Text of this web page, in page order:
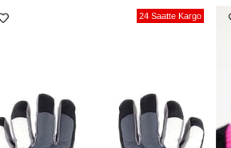
24 Saatte Kargo